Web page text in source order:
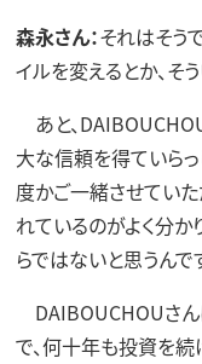
森永さん：それはそう
イルを変えるとか、そ
あと、
大な信頼を得ていら
度かご一緒させていた
れているのがよく分か
らではないと思うんで
DAIBOUCHOUさん
で、何十年も投資を